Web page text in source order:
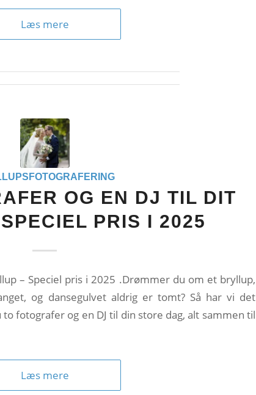
Læs mere
OG EN DJ TIL DIT
PRIS I 2025
– Speciel pris i 2025 .Drømmer du om et bryllup,
og dansegulvet aldrig er tomt? Så har vi det
fotografer og en DJ til din store dag, alt sammen til
Læs mere